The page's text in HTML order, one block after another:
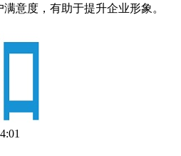
意度，有助于提升企业形象。